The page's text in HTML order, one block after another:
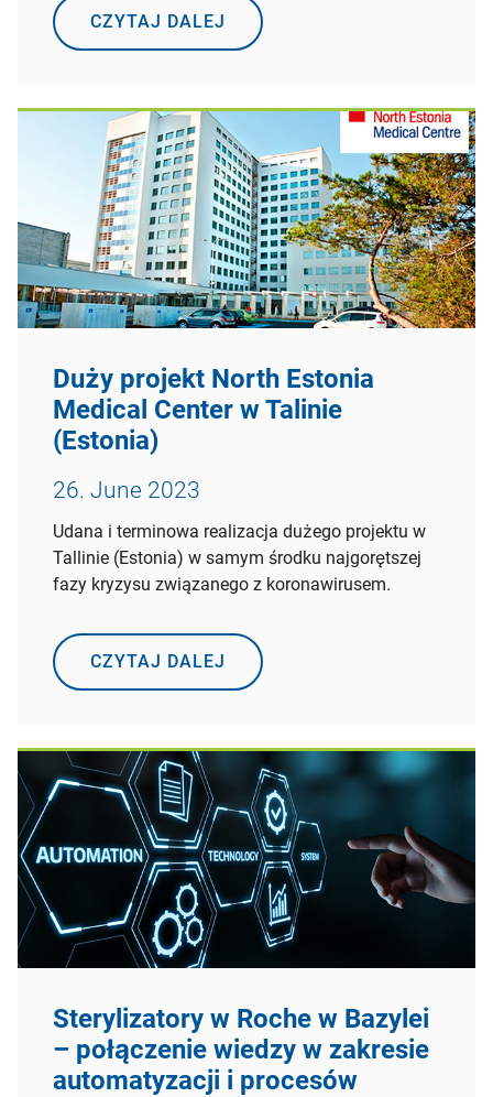
CZYTAJ DALEJ
Duży projekt North Estonia
Medical Center w Talinie
(Estonia)
26. June 2023
Udana i terminowa realizacja dużego projektu w
Tallinie (Estonia) w samym środku najgorętszej
fazy kryzysu związanego z koronawirusem.
CZYTAJ DALEJ
Sterylizatory w Roche w Bazylei
– połączenie wiedzy w zakresie
automatyzacji i procesów